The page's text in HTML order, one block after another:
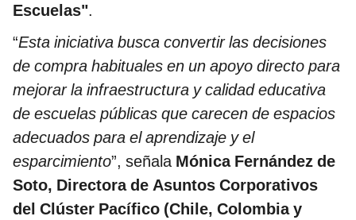
Escuelas".
“Esta iniciativa busca convertir las decisiones
de compra habituales en un apoyo directo para
mejorar la infraestructura y calidad educativa
de escuelas públicas que carecen de espacios
adecuados para el aprendizaje y el
esparcimiento”, señala Mónica Fernández de
Soto, Directora de Asuntos Corporativos
del Clúster Pacífico (Chile, Colombia y